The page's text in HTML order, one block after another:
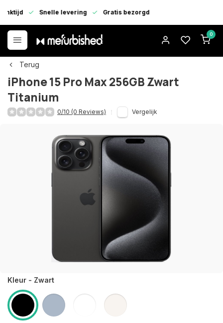
Snelle levering Gratis bezorgd
0
Terug
iPhone 15 Pro Max 256GB Zwart
Titanium
0/10 (0 Reviews) Vergelijk
Kleur - Zwart